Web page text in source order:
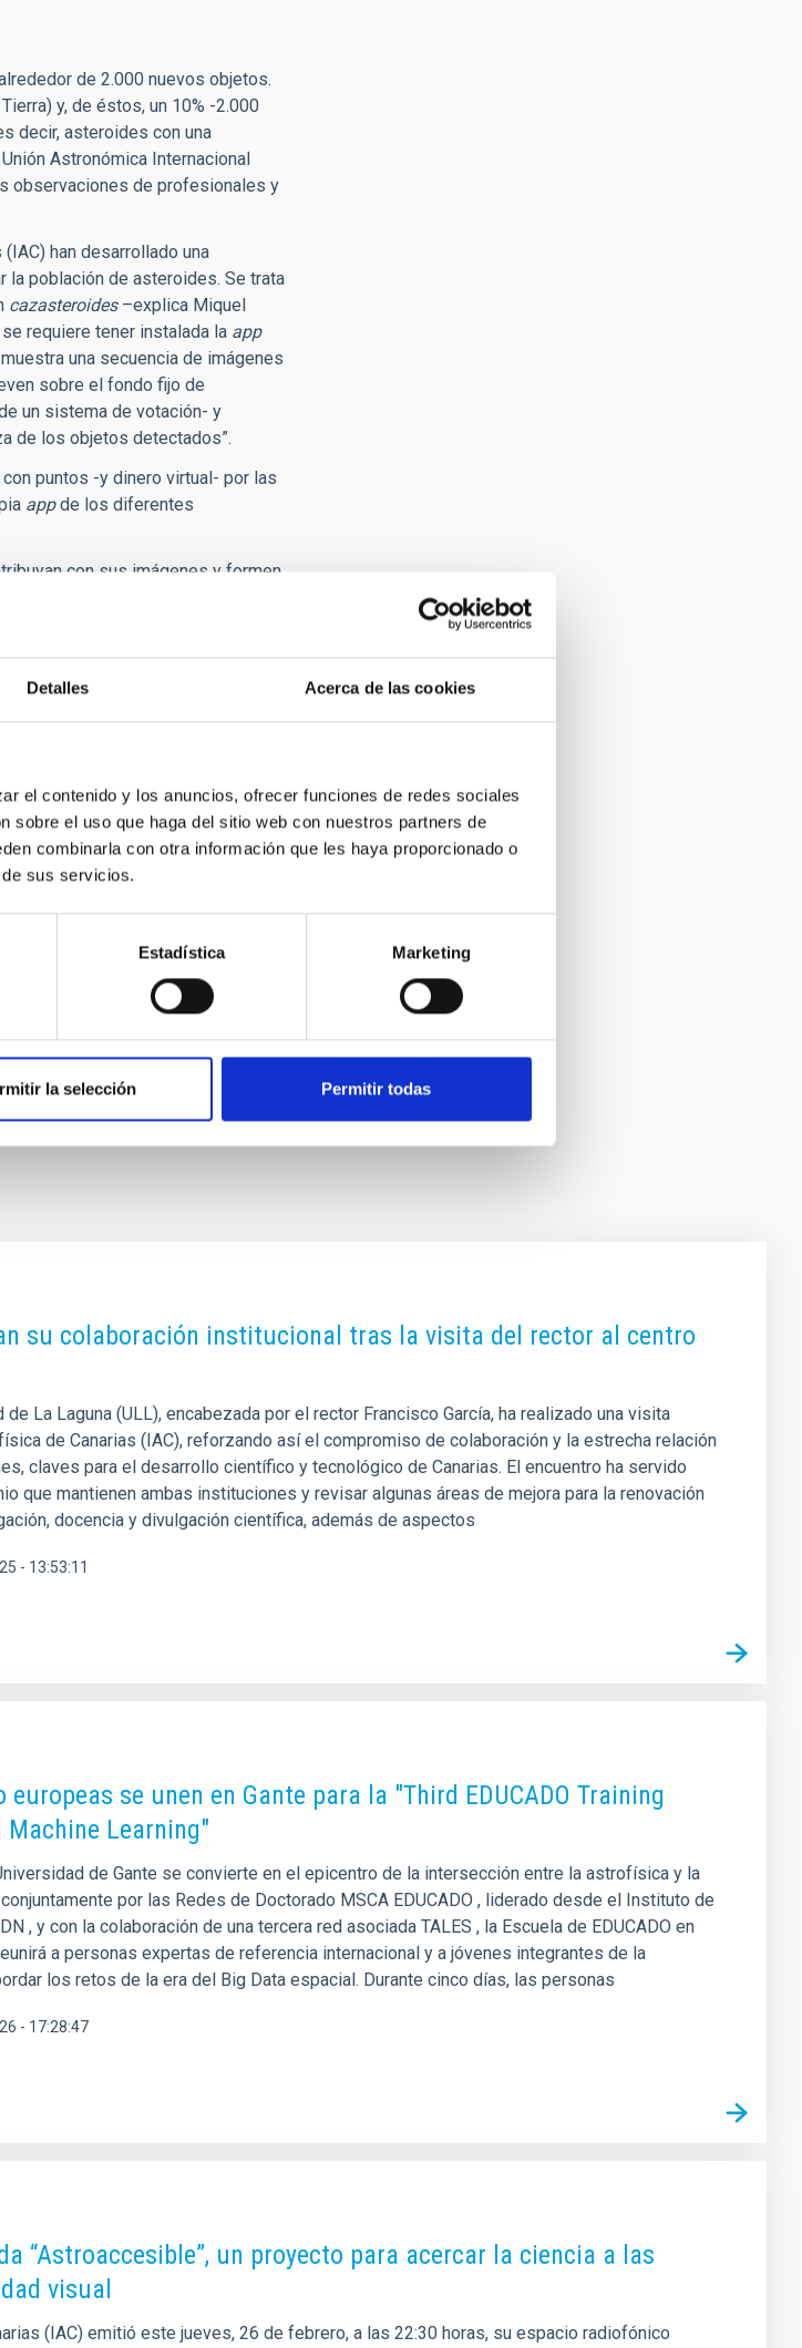
Detalles Acerca de las cookies
el contenido y los anuncios, ofrecer funciones de redes sociales
sobre el uso que haga del sitio web con nuestros partners de
combinarla con otra información que les haya proporcionado o
sus servicios.
Estadística Marketing
la selección Permitir todas
de 2.000 nuevos objetos.
y, de éstos, un 10% -2.000
decir, asteroides con una
Astronómica Internacional
observaciones de profesionales y
han desarrollado una
la población de asteroides. Se trata
cazasteroides–explica Miquel
requiere tener instalada la app
una secuencia de imágenes
sobre el fondo fijo de
un sistema de votación- y
de los objetos detectados”.
puntos -y dinero virtual- por las
appde los diferentes
con sus imágenes y formen
colaboración de la ciudadanía, se
planeta.
y la Innovación en Canarias.
desde sus propios
más débiles y, por tanto, más
es conseguir que la ciudadanía
planeta y “cazasteroides” será
más avanzada en el Parque
Canarias, miles de jóvenes
(FCT-15-10462) durante el año
su colaboración institucional tras la visita del rector al centro
La Laguna (ULL), encabezada por el rector Francisco García, ha realizado una visita
de Canarias (IAC), reforzando así el compromiso de colaboración y la estrecha relación
claves para el desarrollo científico y tecnológico de Canarias. El encuentro ha servido
que mantienen ambas instituciones y revisar algunas áreas de mejora para la renovación
docencia y divulgación científica, además de aspectos
- 13:53:11
se unen en Gante para la "Third EDUCADO Training
Learning"
de Gante se convierte en el epicentro de la intersección entre la astrofísica y la
por las Redes de Doctorado MSCA EDUCADO , liderado desde el Instituto de
, y con la colaboración de una tercera red asociada TALES , la Escuela de EDUCADO en
a personas expertas de referencia internacional y a jóvenes integrantes de la
los retos de la era del Big Data espacial. Durante cinco días, las personas
- 17:28:47
“Astroaccesible”, un proyecto para acercar la ciencia a las
visual
(IAC) emitió este jueves, 26 de febrero, a las 22:30 horas, su espacio radiofónico